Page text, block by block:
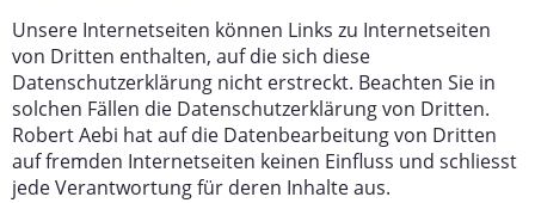
Unsere Internetseiten können Links zu Internetseiten
von Dritten enthalten, auf die sich diese
Datenschutzerklärung nicht erstreckt. Beachten Sie in
solchen Fällen die Datenschutzerklärung von Dritten.
Robert Aebi hat auf die Datenbearbeitung von Dritten
auf fremden Internetseiten keinen Einfluss und schliesst
jede Verantwortung für deren Inhalte aus.